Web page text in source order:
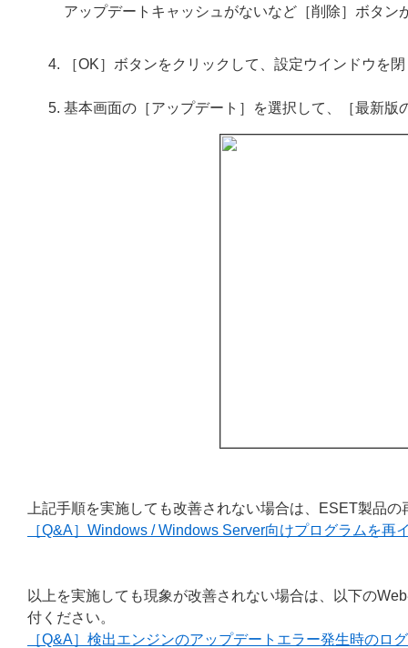
アップデートキャッシュがないなど［削除］ボタ
［OK］ボタンをクリックして、設定ウインドウを
基本画面の［アップデート］を選択して、［最新版
上記手順を実施しても改善されない場合は、ESET製品
［Q&A］Windows / Windows Server向けプログラムを再
以上を実施しても現象が改善されない場合は、以下の
付ください。
［Q&A］検出エンジンのアップデートエラー発生時のロ